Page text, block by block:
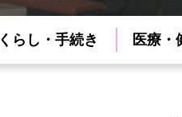
くらし・手続き 医療・